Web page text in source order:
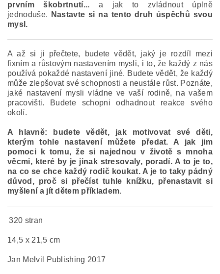
prvním škobrtnutí... a jak to zvládnout úplně
jednoduše.
Nastavte si na tento druh úspěchů svou
mysl.
A až si ji přečtete, budete vědět, jaký je rozdíl mezi
fixním a růstovým nastavením mysli, i to, že každý z nás
používá pokaždé nastavení jiné. Budete vědět, že každý
může zlepšovat své schopnosti a neustále růst. Poznáte,
jaké nastavení mysli vládne ve vaší rodině, na vašem
pracovišti. Budete schopni odhadnout reakce svého
okolí.
A hlavně: budete vědět, jak motivovat své děti,
kterým tohle nastavení můžete předat. A jak jim
pomoci k tomu, že si najednou v životě s mnoha
věcmi, které by je jinak stresovaly, poradí. A to je to,
na co se chce každý rodič koukat. A je to taky pádný
důvod, proč si přečíst tuhle knížku, přenastavit si
myšlení a jít dětem příkladem.
320 stran
14,5 x 21,5 cm
Jan Melvil Publishing 2017